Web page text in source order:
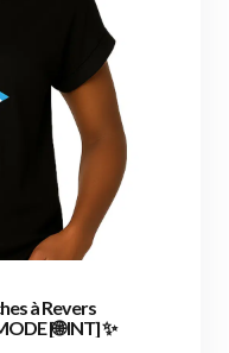
à Revers
[🌐 INT] ✨